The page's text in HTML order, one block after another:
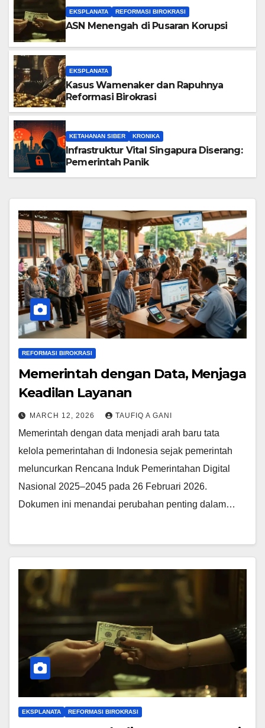
EKSPLANATA REFORMASI BIROKRASI
ASN Menengah di Pusaran Korupsi
EKSPLANATA
Kasus Wamenaker dan Rapuhnya
Reformasi Birokrasi
KETAHANAN SIBER KRONIKA
Infrastruktur Vital Singapura Diserang:
Pemerintah Panik
REFORMASI BIROKRASI
Memerintah dengan Data, Menjaga
Keadilan Layanan
MARCH 12, 2026 TAUFIQ A GANI
Memerintah dengan data menjadi arah baru tata
kelola pemerintahan di Indonesia sejak pemerintah
meluncurkan Rencana Induk Pemerintahan Digital
Nasional 2025–2045 pada 26 Februari 2026.
Dokumen ini menandai perubahan penting dalam…
EKSPLANATA REFORMASI BIROKRASI